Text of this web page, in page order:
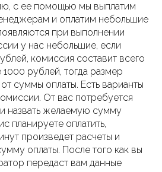
с ее помощью мы выплатим
и оплатим небольшие
при выполнении
у нас небольшие, если
комиссия составит всего
рублей, тогда размер
суммы оплаты. Есть варианты
От вас потребуется
назвать желаемую сумму
планируете оплатить,
произведет расчеты и
оплаты. После того как вы
передаст вам данные